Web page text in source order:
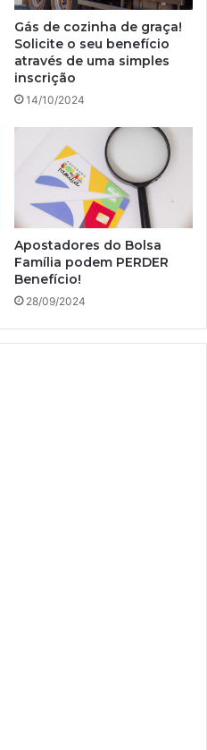
Gás de cozinha de graça!
Solicite o seu benefício
através de uma simples
inscrição
14/10/2024
Apostadores do Bolsa
Família podem PERDER
Benefício!
28/09/2024